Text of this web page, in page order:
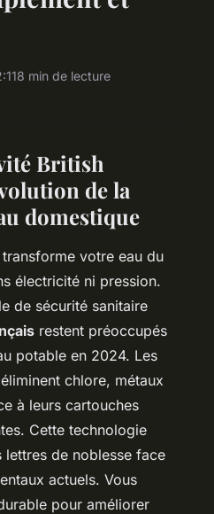
8 min de lecture
British
de la
domestique
votre eau du
électricité ni pression.
de sécurité sanitaire
restent préoccupés
potable en 2024. Les
chlore, métaux
à leurs cartouches
Cette technologie
lettres de noblesse face
actuels. Vous
pour améliorer